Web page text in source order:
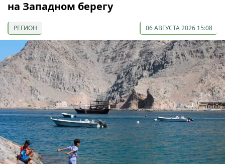
на Западном берегу
РЕГИОН 06 АВГУСТА 2026 15:08